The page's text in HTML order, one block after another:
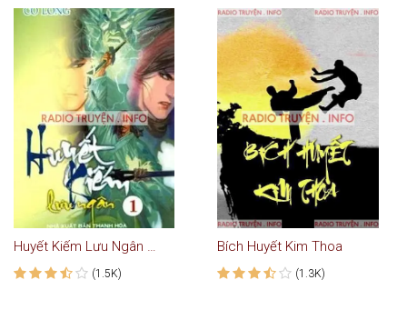
Huyết Kiếm Lưu Ngân - Truyện Kiếm Hiệp
(1.5K)
Bích Huyết Kim Thoa
(1.3K)